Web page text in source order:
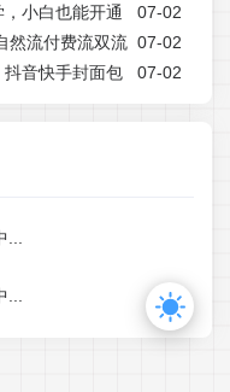
试
07-02
小白也能开通
精选+签约三重收益07-02
然流付费流双流
策划、求职面试一站
07-02
音快手封面包
使用PSD素材